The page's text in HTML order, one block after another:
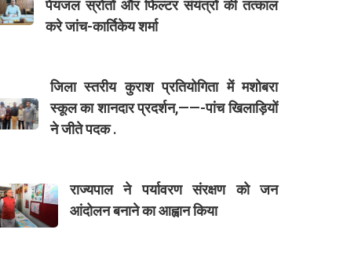
पेयजल स्रोतों और फिल्टर संयंत्रों की तत्काल
करे जांच-कार्तिकेय शर्मा
जिला स्तरीय कुराश प्रतियोगिता में मशोबरा
स्कूल का शानदार प्रदर्शन,——-पांच खिलाड़ियों
ने जीते पदक .
राज्यपाल ने पर्यावरण संरक्षण को जन
आंदोलन बनाने का आह्वान किया